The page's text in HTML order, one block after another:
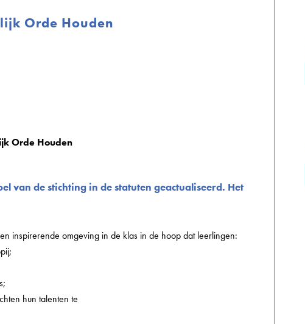
Orde Houden
Orde Houden
van de stichting in de statuten geactualiseerd. Het
inspirerende omgeving in de klas in de hoop dat leerlingen:
hun talenten te